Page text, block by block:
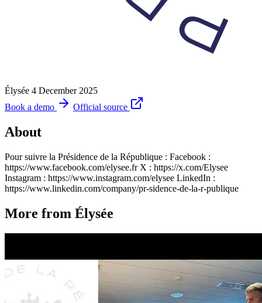
Élysée 4 December 2025
Book a demo
Official source
About
Pour suivre la Présidence de la République : Facebook :
https://www.facebook.com/elysee.fr X : https://x.com/Elysee
Instagram : https://www.instagram.com/elysee LinkedIn :
https://www.linkedin.com/company/pr-sidence-de-la-r-publique
More from Élysée